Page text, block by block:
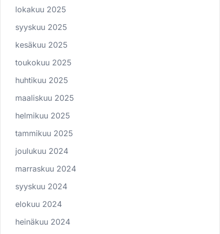
lokakuu 2025
syyskuu 2025
kesäkuu 2025
toukokuu 2025
huhtikuu 2025
maaliskuu 2025
helmikuu 2025
tammikuu 2025
joulukuu 2024
marraskuu 2024
syyskuu 2024
elokuu 2024
heinäkuu 2024